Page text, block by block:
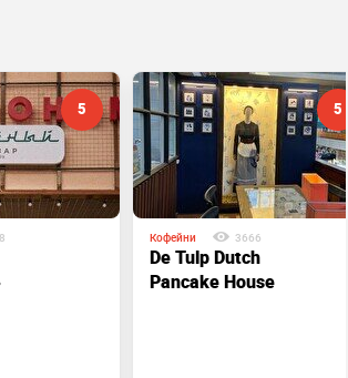
5 5
Кофейни 3666
De Tulp Dutch
Pancake House